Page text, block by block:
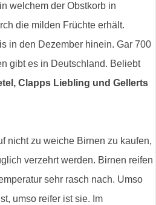
welchem der Obstkorb in
die milden Früchte erhält.
in den Dezember hinein. Gar 700
gibt es in Deutschland. Beliebt
Clapps Liebling und Gellerts
nicht zu weiche Birnen zu kaufen,
verzehrt werden. Birnen reifen
sehr rasch nach. Umso
umso reifer ist sie. Im